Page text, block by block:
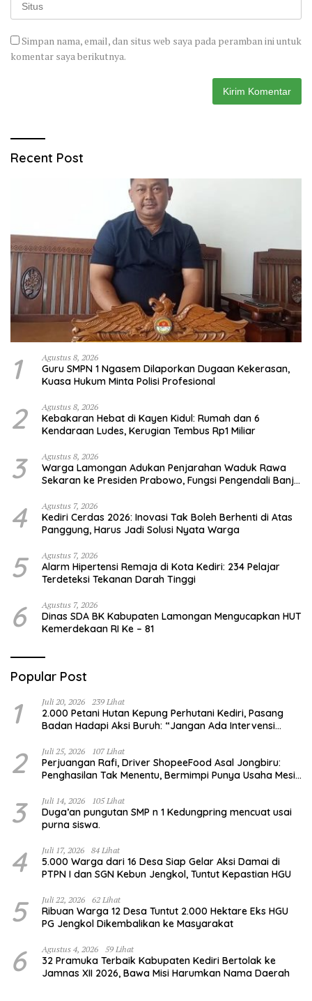
Simpan nama, email, dan situs web saya pada peramban ini untuk
komentar saya berikutnya.
Recent Post
1 Agustus 8, 2026
Guru SMPN 1 Ngasem Dilaporkan Dugaan Kekerasan,
Kuasa Hukum Minta Polisi Profesional
2 Agustus 8, 2026
Kebakaran Hebat di Kayen Kidul: Rumah dan 6
Kendaraan Ludes, Kerugian Tembus Rp1 Miliar
3 Agustus 8, 2026
Warga Lamongan Adukan Penjarahan Waduk Rawa
Sekaran ke Presiden Prabowo, Fungsi Pengendali Banjir
4 Agustus 7, 2026
Kediri Cerdas 2026: Inovasi Tak Boleh Berhenti di Atas
Panggung, Harus Jadi Solusi Nyata Warga
5 Agustus 7, 2026
Alarm Hipertensi Remaja di Kota Kediri: 234 Pelajar
Terdeteksi Tekanan Darah Tinggi
6 Agustus 7, 2026
Dinas SDA BK Kabupaten Lamongan Mengucapkan HUT
Kemerdekaan RI Ke – 81
Popular Post
1 Juli 20, 2026 239 Lihat
2.000 Petani Hutan Kepung Perhutani Kediri, Pasang
Badan Hadapi Aksi Buruh: “Jangan Ada Intervensi
2 Juli 25, 2026 107 Lihat
Perjuangan Rafi, Driver ShopeeFood Asal Jongbiru:
Penghasilan Tak Menentu, Bermimpi Punya Usaha Mesin
3 Juli 14, 2026 105 Lihat
Duga’an pungutan SMP n 1 Kedungpring mencuat usai
purna siswa.
4 Juli 17, 2026 84 Lihat
5.000 Warga dari 16 Desa Siap Gelar Aksi Damai di
PTPN I dan SGN Kebun Jengkol, Tuntut Kepastian HGU
5 Juli 22, 2026 62 Lihat
Ribuan Warga 12 Desa Tuntut 2.000 Hektare Eks HGU
PG Jengkol Dikembalikan ke Masyarakat
6 Agustus 4, 2026 59 Lihat
32 Pramuka Terbaik Kabupaten Kediri Bertolak ke
Jamnas XII 2026, Bawa Misi Harumkan Nama Daerah